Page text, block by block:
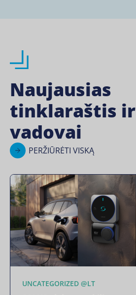
Naujausias
tinklaraštis ir
vadovai
PERŽIŪRĖTI VISKĄ
UNCATEGORIZED @LT